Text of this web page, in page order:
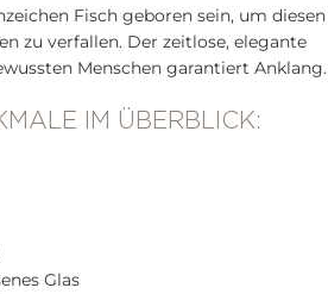
Fisch geboren sein, um diesen
zu verfallen. Der zeitlose, elegante
Menschen garantiert Anklang.
IM ÜBERBLICK:
Glas